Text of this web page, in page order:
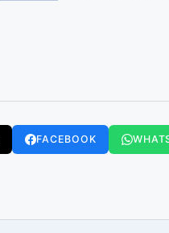
FACEBOOK